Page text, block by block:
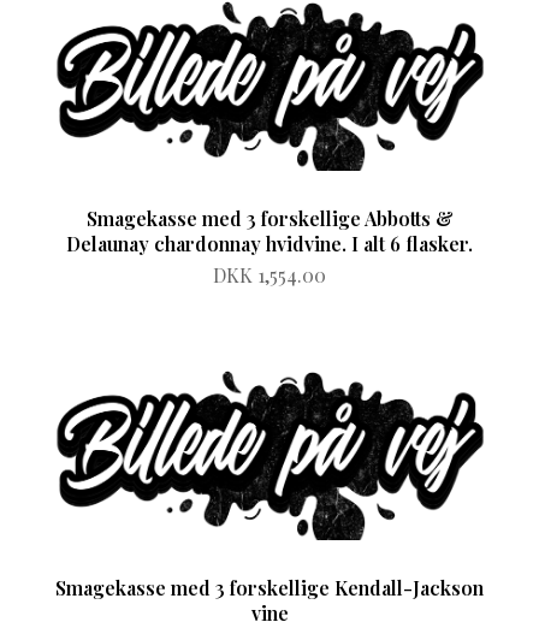
Smagekasse med 3 forskellige Abbotts &
Delaunay chardonnay hvidvine. I alt 6 flasker.
DKK 1,554.00
Smagekasse med 3 forskellige Kendall-Jackson
vine